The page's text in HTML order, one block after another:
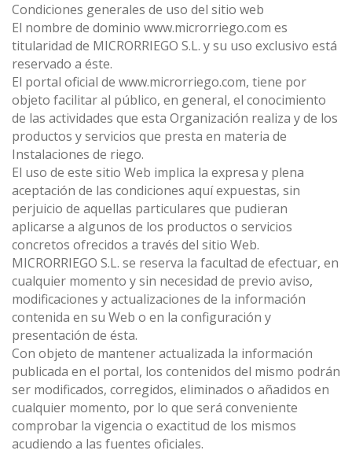
Condiciones generales de uso del sitio web
El nombre de dominio www.microrriego.com es
titularidad de MICRORRIEGO S.L. y su uso exclusivo está
reservado a éste.
El portal oficial de www.microrriego.com, tiene por
objeto facilitar al público, en general, el conocimiento
de las actividades que esta Organización realiza y de los
productos y servicios que presta en materia de
Instalaciones de riego.
El uso de este sitio Web implica la expresa y plena
aceptación de las condiciones aquí expuestas, sin
perjuicio de aquellas particulares que pudieran
aplicarse a algunos de los productos o servicios
concretos ofrecidos a través del sitio Web.
MICRORRIEGO S.L. se reserva la facultad de efectuar, en
cualquier momento y sin necesidad de previo aviso,
modificaciones y actualizaciones de la información
contenida en su Web o en la configuración y
presentación de ésta.
Con objeto de mantener actualizada la información
publicada en el portal, los contenidos del mismo podrán
ser modificados, corregidos, eliminados o añadidos en
cualquier momento, por lo que será conveniente
comprobar la vigencia o exactitud de los mismos
acudiendo a las fuentes oficiales.